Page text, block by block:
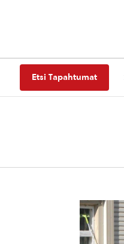
Etsi Tapahtumat